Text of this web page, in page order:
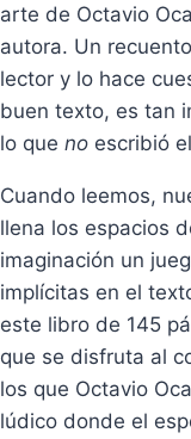
arte de Octavio
autora. Un
lector y lo hace
buen texto, es tan
lo que no escribió
Cuando leemos,
llena los espacios
imaginación un
implícitas en el
este libro de 145
que se disfruta al
los que Octavio
lúdico donde el